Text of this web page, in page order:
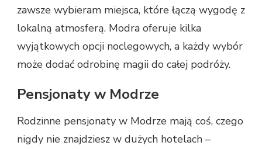
zawsze wybieram miejsca, które łączą wygodę z
lokalną atmosferą. Modra oferuje kilka
wyjątkowych opcji noclegowych, a każdy wybór
może dodać odrobinę magii do całej podróży.
Pensjonaty w Modrze
Rodzinne pensjonaty w Modrze mają coś, czego
nigdy nie znajdziesz w dużych hotelach –